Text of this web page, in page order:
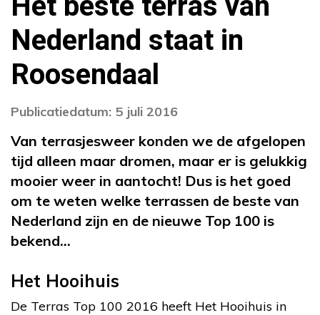
Nederland staat in
Roosendaal
Publicatiedatum: 5 juli 2016
Van terrasjesweer konden we de afgelopen
tijd alleen maar dromen, maar er is gelukkig
mooier weer in aantocht! Dus is het goed
om te weten welke terrassen de beste van
Nederland zijn en de nieuwe Top 100 is
bekend…
Het Hooihuis
De Terras Top 100 2016 heeft Het Hooihuis in